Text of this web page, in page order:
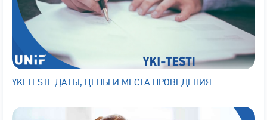
YKI TESTI: ДАТЫ, ЦЕНЫ И МЕСТА ПРОВЕДЕНИЯ